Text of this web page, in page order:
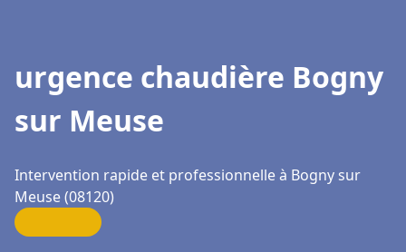
urgence chaudière Bogny
sur Meuse
Intervention rapide et professionnelle à Bogny sur
Meuse (08120)